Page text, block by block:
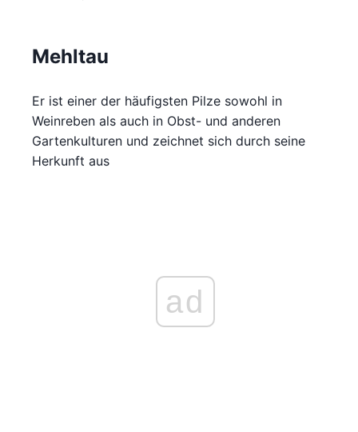
Mehltau
Er ist einer der häufigsten Pilze sowohl in
Weinreben als auch in Obst- und anderen
Gartenkulturen und zeichnet sich durch seine
Herkunft aus
ad